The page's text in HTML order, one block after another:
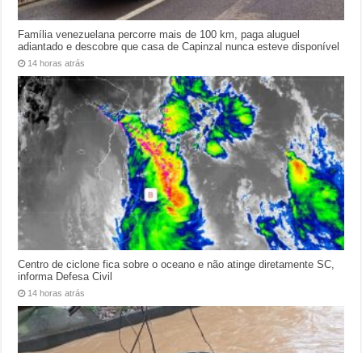
Família venezuelana percorre mais de 100 km, paga aluguel
adiantado e descobre que casa de Capinzal nunca esteve disponível
14 horas atrás
Centro de ciclone fica sobre o oceano e não atinge diretamente SC,
informa Defesa Civil
14 horas atrás